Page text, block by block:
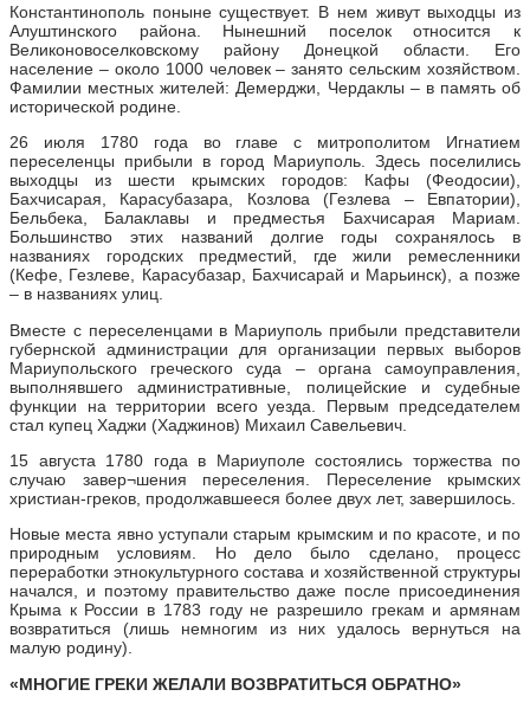
Константинополь поныне существует. В нем живут выходцы из
Алуштинского района. Нынешний поселок относится к
Великоновоселковскому району Донецкой области. Его
население – около 1000 человек – занято сельским хозяйством.
Фамилии местных жителей: Демерджи, Чердаклы – в память об
исторической родине.
26 июля 1780 года во главе с митрополитом Игнатием
переселенцы прибыли в город Мариуполь. Здесь поселились
выходцы из шести крымских городов: Кафы (Феодосии),
Бахчисарая, Карасубазара, Козлова (Гезлева – Евпатории),
Бельбека, Балаклавы и предместья Бахчисарая Мариам.
Большинство этих названий долгие годы сохранялось в
названиях городских предместий, где жили ремесленники
(Кефе, Гезлеве, Карасубазар, Бахчисарай и Марьинск), а позже
– в названиях улиц.
Вместе с переселенцами в Мариуполь прибыли представители
губернской администрации для организации первых выборов
Мариупольского греческого суда – органа самоуправления,
выполнявшего административные, полицейские и судебные
функции на территории всего уезда. Первым председателем
стал купец Хаджи (Хаджинов) Михаил Савельевич.
15 августа 1780 года в Мариуполе состоялись торжества по
случаю завер¬шения переселения. Переселение крымских
христиан-греков, продолжавшееся более двух лет, завершилось.
Новые места явно уступали старым крымским и по красоте, и по
природным условиям. Но дело было сделано, процесс
переработки этнокультурного состава и хозяйственной структуры
начался, и поэтому правительство даже после присоединения
Крыма к России в 1783 году не разрешило грекам и армянам
возвратиться (лишь немногим из них удалось вернуться на
малую родину).
«МНОГИЕ ГРЕКИ ЖЕЛАЛИ ВОЗВРАТИТЬСЯ ОБРАТНО»